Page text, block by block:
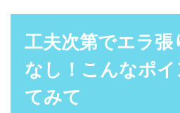
工夫次第でエラ張
なし！こんなポ
てみて